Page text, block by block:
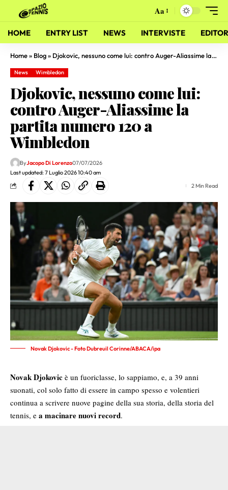
Aa
HOME ENTRY LIST NEWS INTERVISTE
Home» Blog» Djokovic, nessuno come lui: contro Auger-Aliassime la partita numero 120 a Wimbledon
News Wimbledon
Djokovic, nessuno come lui:
contro Auger-Aliassime la
partita numero 120 a
Wimbledon
Last updated: 7 Luglio 2026 10:40 am
ByJacopo Di Lorenzo07/07/2026
2 Min Read
Novak Djokovic - Foto Dubreuil Corinne/ABACA/ipa
Novak Djokovic è un fuoriclasse, lo sappiamo, e, a 39 anni
suonati, col solo fatto di essere in campo spesso e volentieri
continua a scrivere nuove pagine della sua storia, della storia del
tennis, e a macinare nuovi record.